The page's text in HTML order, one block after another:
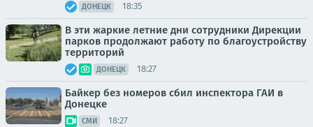
ДОНЕЦК 18:35
В эти жаркие летние дни сотрудники Дирекции
парков продолжают работу по благоустройству
территорий
ДОНЕЦК 18:27
Байкер без номеров сбил инспектора ГАИ в
Донецке
СМИ 18:27